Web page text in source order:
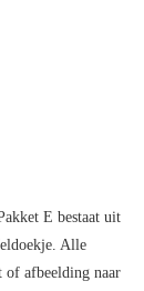
E bestaat uit
Alle
of afbeelding naar